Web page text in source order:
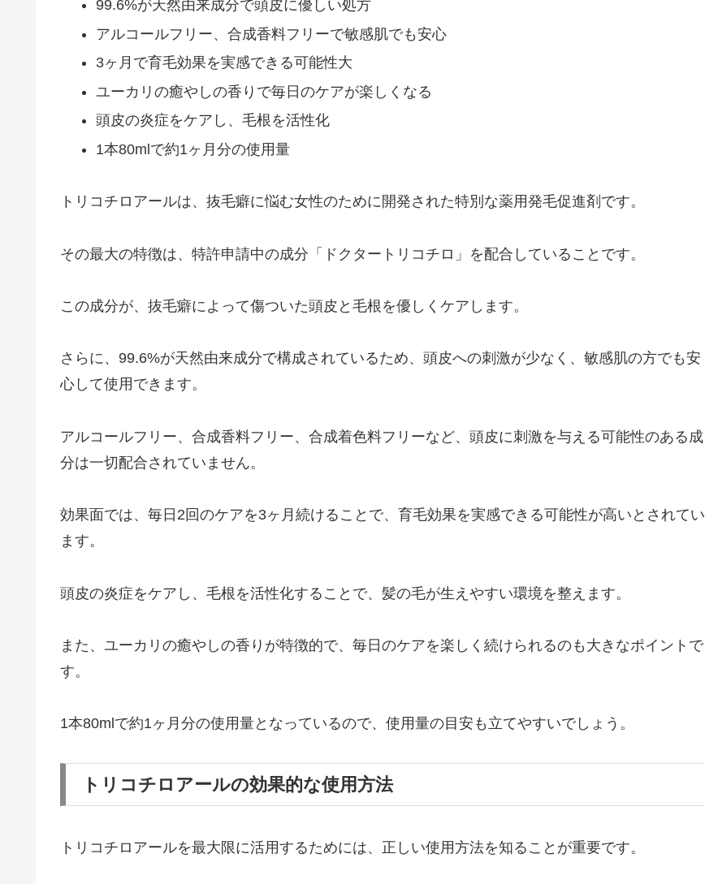
99.6%が天然由来成分で頭皮に優しい処方
アルコールフリー、合成香料フリーで敏感肌でも安心
3ヶ月で育毛効果を実感できる可能性大
ユーカリの癒やしの香りで毎日のケアが楽しくなる
頭皮の炎症をケアし、毛根を活性化
1本80mlで約1ヶ月分の使用量
トリコチロアールは、抜毛癖に悩む女性のために開発された特別な薬用発毛促進剤です。
その最大の特徴は、特許申請中の成分「ドクタートリコチロ」を配合していることです。
この成分が、抜毛癖によって傷ついた頭皮と毛根を優しくケアします。
さらに、99.6%が天然由来成分で構成されているため、頭皮への刺激が少なく、敏感肌の方でも安
心して使用できます。
アルコールフリー、合成香料フリー、合成着色料フリーなど、頭皮に刺激を与える可能性のある成
分は一切配合されていません。
効果面では、毎日2回のケアを3ヶ月続けることで、育毛効果を実感できる可能性が高いとされてい
ます。
頭皮の炎症をケアし、毛根を活性化することで、髪の毛が生えやすい環境を整えます。
また、ユーカリの癒やしの香りが特徴的で、毎日のケアを楽しく続けられるのも大きなポイントで
す。
1本80mlで約1ヶ月分の使用量となっているので、使用量の目安も立てやすいでしょう。
トリコチロアールの効果的な使用方法
トリコチロアールを最大限に活用するためには、正しい使用方法を知ることが重要です。